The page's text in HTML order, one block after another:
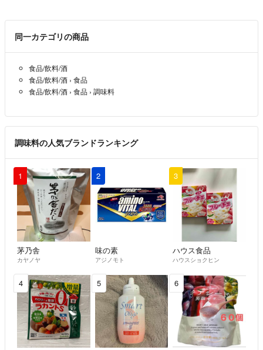
[品名] 調合七色唐辛子
[内容量] 約70g、約50g、他各種
ハバネロ、ブートジョロキア
キャロライナリーパー
和歌山県有田川町特産「ぶどう山椒」
八重山諸島特産「島胡椒（ピパーチ）」など
各地の名産品も御座います。
※個別の調合により材料の選択やその
調合比率が変わります。
[保存] 製品到着後、速やかに冷凍庫
での保存をお願い致します。
常温での保存はお控え下さい。
同一カテゴリの商品
食品/飲料/酒
食品/飲料/酒 › 食品
食品/飲料/酒 › 食品 › 調味料
調味料の人気ブランドランキング
1
茅乃舎
カヤノヤ
2
味の素
アジノモト
3
ハウス食品
ハウスショクヒン
4 5 6